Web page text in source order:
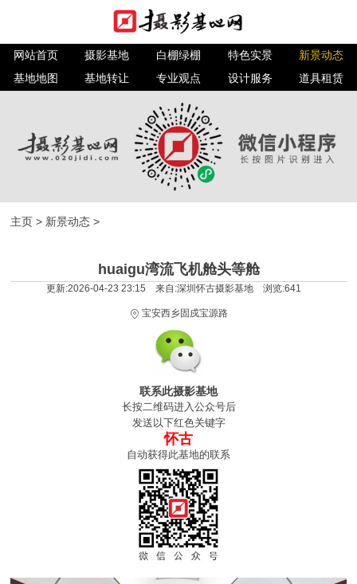
网站首页 摄影基地 白棚绿棚 特色实景
新景动态
基地地图
基地转让 专业观点 设计服务 道具租赁
主页 > 新景动态 >
huaigu湾流飞机舱头等舱
更新:2026-04-23 23:15 来自:深圳怀古摄影基地 浏览:641
宝安西乡固戍宝源路
联系此摄影基地
长按二维码进入公众号后
发送以下红色关键字
怀古
自动获得此基地的联系